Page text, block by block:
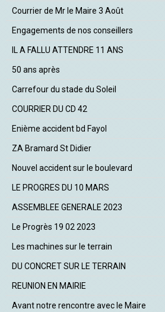
Courrier de Mr le Maire 3 Août
Engagements de nos conseillers
IL A FALLU ATTENDRE 11 ANS
50 ans après
Carrefour du stade du Soleil
COURRIER DU CD 42
Enième accident bd Fayol
ZA Bramard St Didier
Nouvel accident sur le boulevard
LE PROGRES DU 10 MARS
ASSEMBLEE GENERALE 2023
Le Progrès 19 02 2023
Les machines sur le terrain
DU CONCRET SUR LE TERRAIN
REUNION EN MAIRIE
Avant notre rencontre avec le Maire